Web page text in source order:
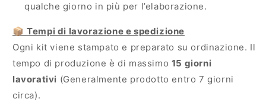
qualche giorno in più per l’elaborazione.
📦Tempi di lavorazione e spedizione
Ogni kit viene stampato e preparato su ordinazione. Il
tempo di produzione è di massimo 15 giorni
lavorativi (Generalmente prodotto entro 7 giorni
circa).